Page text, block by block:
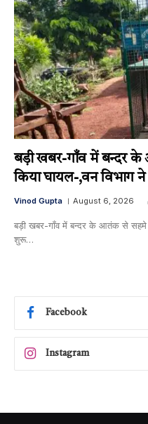
बड़ी खबर-गाँव में बन्दर
किया घायल-,वन विभाग
Vinod Gupta August 6, 2026
बड़ी खबर-गाँव में बन्दर के आतंक से सहमे
शुरू…
Facebook
Instagram